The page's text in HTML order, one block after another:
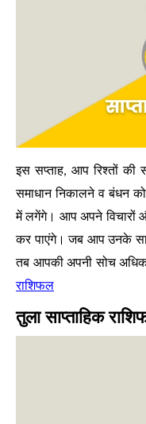
इस सप्ताह, आप रिश्तों
समाधान निकालने व बंधन
में लगेंगे। आप अपने विचारों
कर पाएंगे। जब आप उनके
तब आपकी अपनी सोच अधिक
राशिफल
तुला साप्ताहिक